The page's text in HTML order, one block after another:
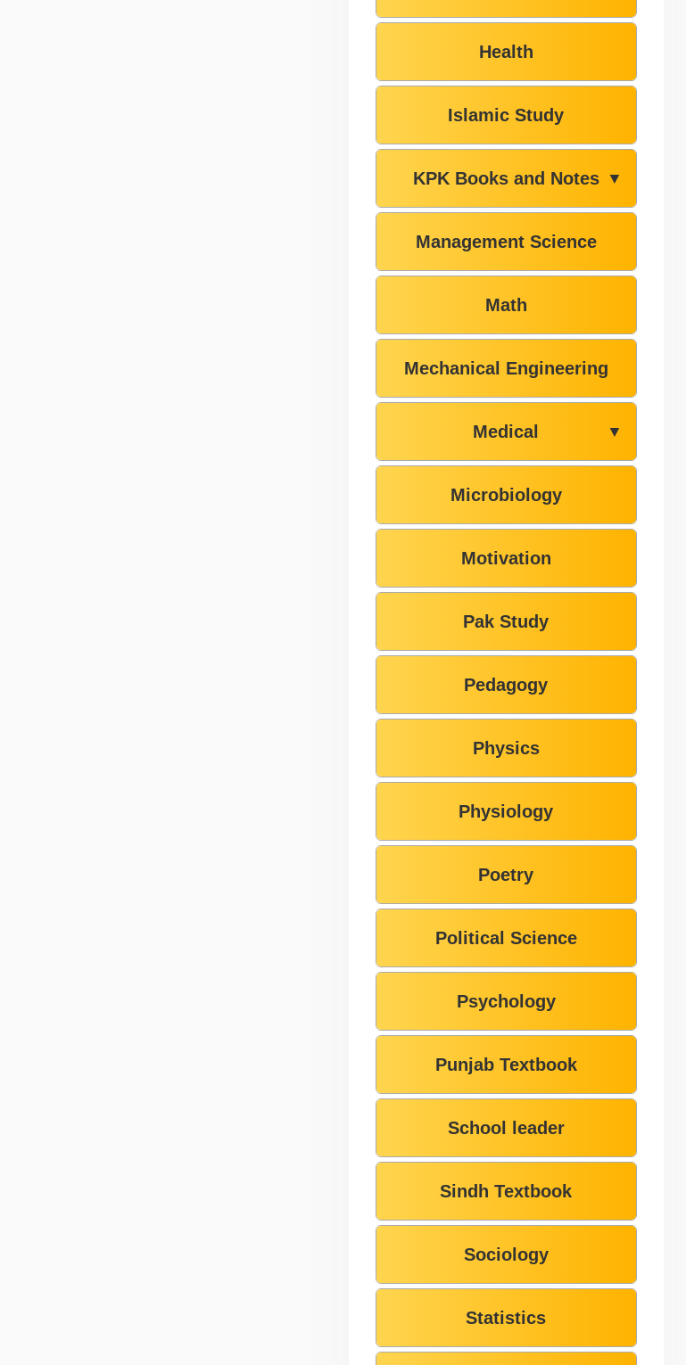
Health
Islamic Study
KPK Books and Notes ▼
Management Science
Math
Mechanical Engineering
Medical ▼
Microbiology
Motivation
Pak Study
Pedagogy
Physics
Physiology
Poetry
Political Science
Psychology
Punjab Textbook
School leader
Sindh Textbook
Sociology
Statistics